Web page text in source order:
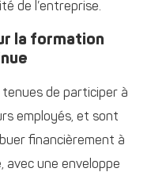
de l’entreprise.
la formation
tenues de participer à
employés, et sont
financièrement à
avec une enveloppe